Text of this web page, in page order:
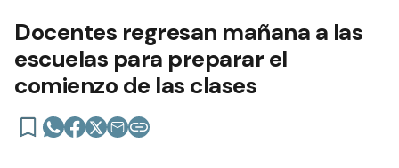
Docentes regresan mañana a las
escuelas para preparar el
comienzo de las clases